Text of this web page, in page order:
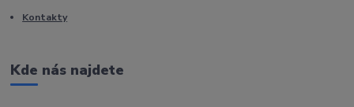
Kontakty
Kde nás najdete